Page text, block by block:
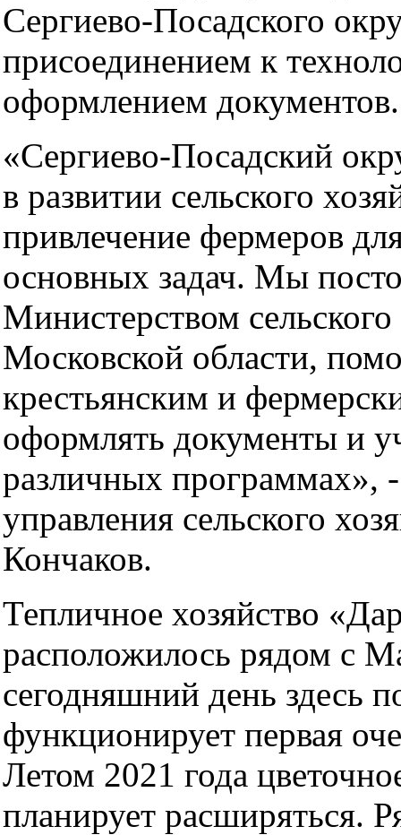
Сергиево-Посадского
присоединением к
оформлением документов.
«Сергиево-Посадский
в развитии сельского
привлечение фермеров
основных задач. Мы
Министерством сельского
Московской области,
крестьянским и
оформлять документы и
различных программах», -
управления сельского
Кончаков.
Тепличное хозяйство
расположилось рядом с
сегодняшний день здесь
функционирует первая
Летом 2021 года
планирует расширяться.